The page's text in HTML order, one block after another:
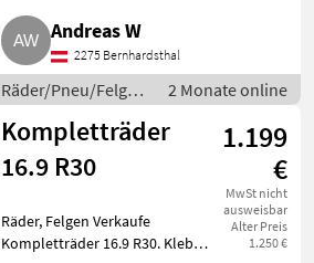
110. Reifen und Felgen in
Ordnung, Profiltiefe ca. 50 %.
Verkaufsgrund: Umber
Andreas W
2275 Bernhardsthal
Räder/Pneu/Felgen
/ Kompletträder
2 Monate online
Kompletträder
16.9 R30
1.199
€
MwSt nicht
ausweisbar
Alter Preis
1.250 €
Räder, Felgen Verkaufe
Kompletträder 16.9 R30. Kleber-